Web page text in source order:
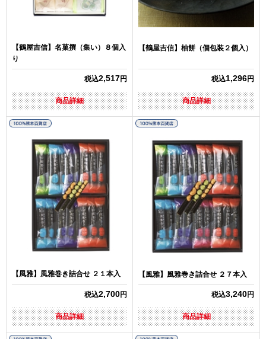
【鶴屋吉信】名菓撰（集い）８個入
り
税込2,517円
商品詳細
【鶴屋吉信】柚餅（個包装２個入）
税込1,296円
商品詳細
【風雅】風雅巻き詰合せ ２１本入
税込2,700円
商品詳細
【風雅】風雅巻き詰合せ ２７本入
税込3,240円
商品詳細